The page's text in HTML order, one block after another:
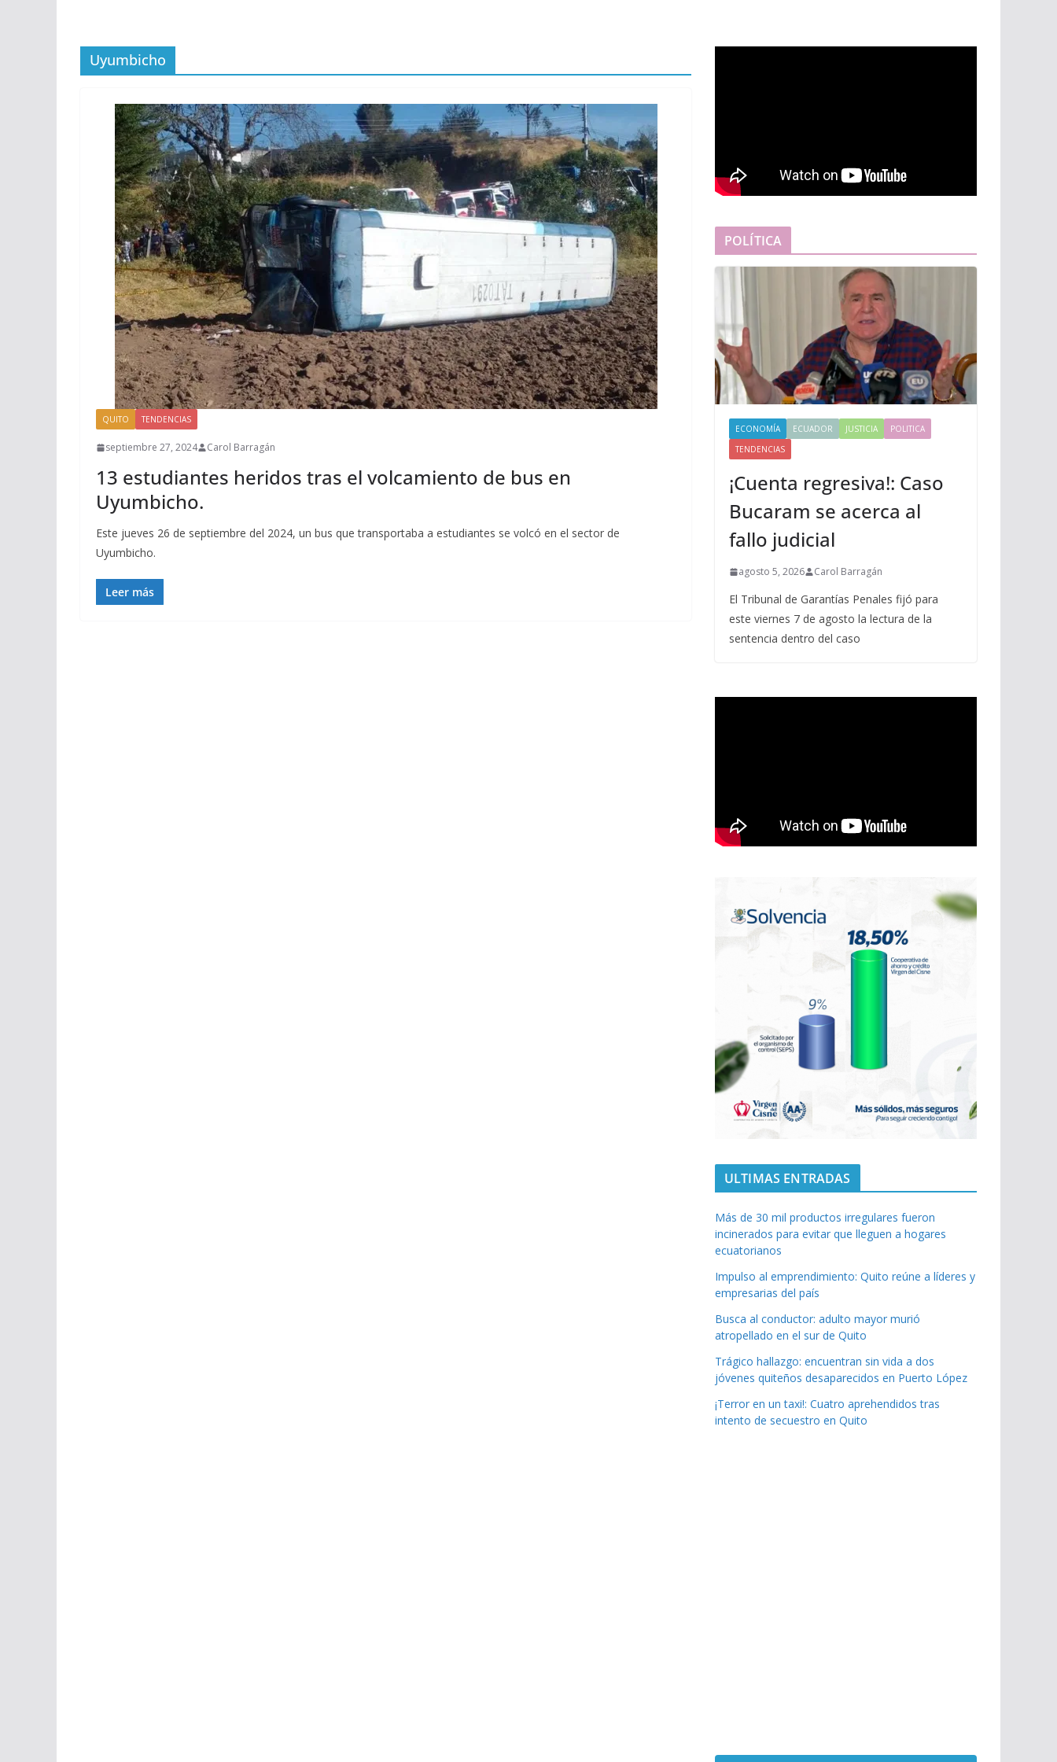
Uyumbicho
QUITO TENDENCIAS
septiembre 27, 2024 Carol Barragán
13 estudiantes heridos tras el volcamiento de bus en
Uyumbicho.
Este jueves 26 de septiembre del 2024, un bus que transportaba a estudiantes se volcó en el sector de
Uyumbicho.
Leer más
POLÍTICA
ECONOMÍA ECUADOR JUSTICIA
POLITICA
TENDENCIAS
¡Cuenta regresiva!: Caso
Bucaram se acerca al
fallo judicial
agosto 5, 2026 Carol Barragán
El Tribunal de Garantías Penales fijó para
este viernes 7 de agosto la lectura de la
sentencia dentro del caso
ULTIMAS ENTRADAS
Más de 30 mil productos irregulares fueron
incinerados para evitar que lleguen a hogares
ecuatorianos
Impulso al emprendimiento: Quito reúne a líderes y
empresarias del país
Busca al conductor: adulto mayor murió
atropellado en el sur de Quito
Trágico hallazgo: encuentran sin vida a dos
jóvenes quiteños desaparecidos en Puerto López
¡Terror en un taxi!: Cuatro aprehendidos tras
intento de secuestro en Quito